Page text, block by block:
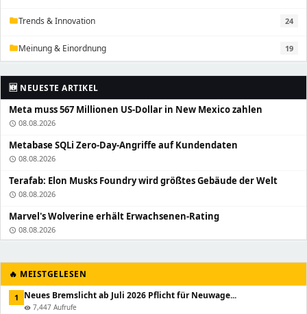
folderTrends & Innovation 24
folderMeinung & Einordnung 19
🆕 NEUESTE ARTIKEL
Meta muss 567 Millionen US-Dollar in New Mexico zahlen
schedule 08.08.2026
Metabase SQLi Zero-Day-Angriffe auf Kundendaten
schedule 08.08.2026
Terafab: Elon Musks Foundry wird größtes Gebäude der Welt
schedule 08.08.2026
Marvel's Wolverine erhält Erwachsenen-Rating
schedule 08.08.2026
🔥 MEISTGELESEN
1 Neues Bremslicht ab Juli 2026 Pflicht für Neuwage...
visibility 7,447 Aufrufe